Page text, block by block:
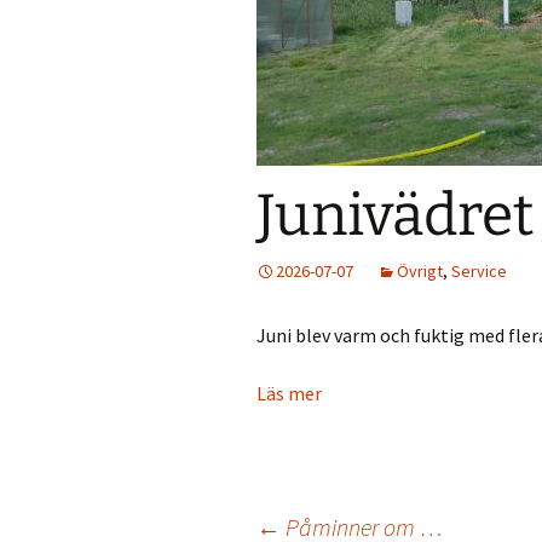
Holmökartor
Info från LBR
Holmöns
Om förstudien
Holmömodellen
Gamla
Junivädret
2026-07-07 Övrigt, Service
Juni blev varm och fuktig med
Läs mer
← Påminner om …